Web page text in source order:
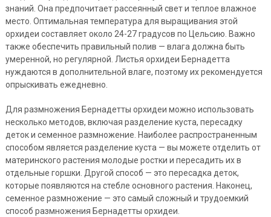
знаний. Она предпочитает рассеянный свет и теплое влажное
место. Оптимальная температура для выращивания этой
орхидеи составляет около 24-27 градусов по Цельсию. Важно
также обеспечить правильный полив — влага должна быть
умеренной, но регулярной. Листья орхидеи Бернадетта
нуждаются в дополнительной влаге, поэтому их рекомендуется
опрыскивать ежедневно.
Для размножения Бернадетты орхидеи можно использовать
несколько методов, включая разделение куста, пересадку
деток и семенное размножение. Наиболее распространенным
способом является разделение куста — вы можете отделить от
материнского растения молодые ростки и пересадить их в
отдельные горшки. Другой способ — это пересадка деток,
которые появляются на стебле основного растения. Наконец,
семенное размножение — это самый сложный и трудоемкий
способ размножения Бернадетты орхидеи.